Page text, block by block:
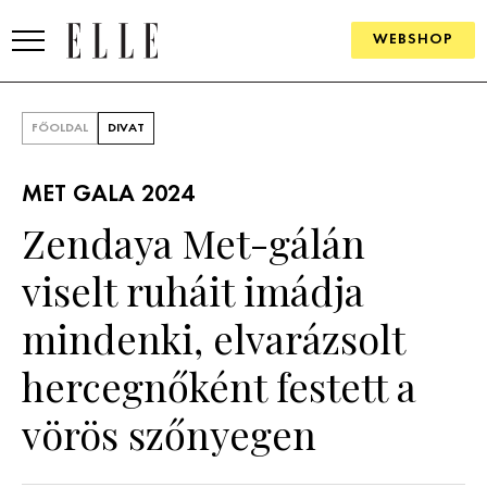
WEBSHOP
SZÉPSÉG
PSZICHÉ
ÉLETMÓD
FŐOLDAL DIVAT
MET GALA 2024
Zendaya Met-gálán
viselt ruháit imádja
mindenki, elvarázsolt
hercegnőként festett a
vörös szőnyegen